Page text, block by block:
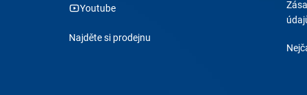
Youtube
Najděte si prodejnu